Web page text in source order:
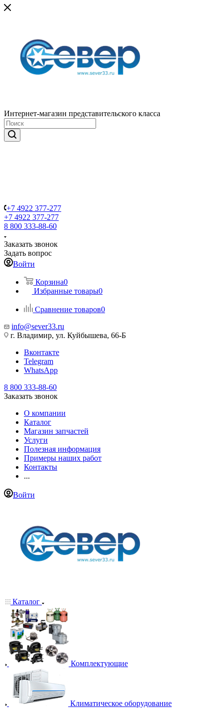
Интернет-магазин представительского класса
+7 4922 377-277
+7 4922 377-277
8 800 333-88-60
Заказать звонок
Задать вопрос
Войти
Корзина0
Избранные товары0
Сравнение товаров0
info@sever33.ru
г. Владимир, ул. Куйбышева, 66-Б
Вконтакте
Telegram
WhatsApp
8 800 333-88-60
Заказать звонок
О компании
Каталог
Магазин запчастей
Услуги
Полезная информация
Примеры наших работ
Контакты
...
Войти
Каталог
Комплектующие
Климатическое оборудование